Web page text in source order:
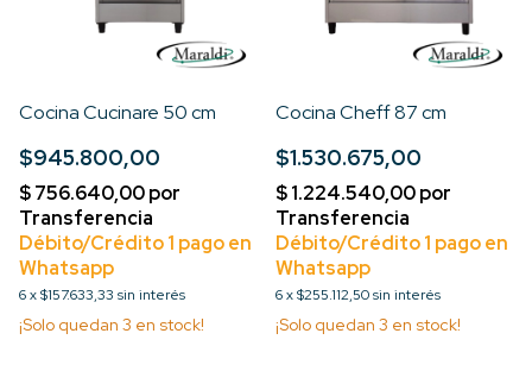
Cocina Cucinare 50 cm
$945.800,00
6x$157.633,33 sin interés
¡Solo quedan 3 en stock!
Cocina Cheff 87 cm
$1.530.675,00
6x$255.112,50sin interés
¡Solo quedan 3 en stock!